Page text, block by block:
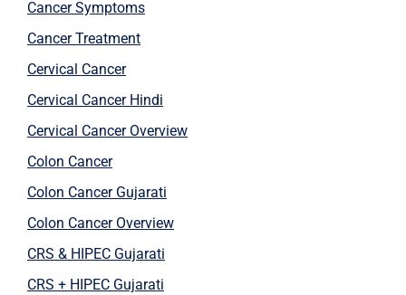
Cancer Symptoms
Cancer Treatment
Cervical Cancer
Cervical Cancer Hindi
Cervical Cancer Overview
Colon Cancer
Colon Cancer Gujarati
Colon Cancer Overview
CRS & HIPEC Gujarati
CRS + HIPEC Gujarati